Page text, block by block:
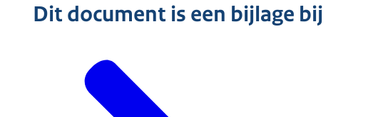
Dit document is een bijlage bij